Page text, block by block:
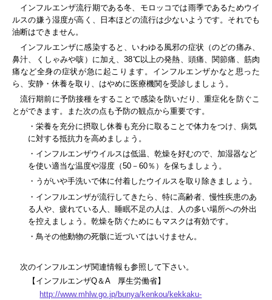
インフルエンザ流行期である冬、モロッコでは雨季であるためウイ
ルスの嫌う湿度が高く、日本ほどの流行は少ないようです。それでも
油断はできません。
インフルエンザに感染すると、いわゆる風邪の症状（のどの痛み、
鼻汁、くしゃみや咳）に加え、38℃以上の発熱、頭痛、関節痛、筋肉
痛など全身の症状が急に起こります。インフルエンザかなと思った
ら、安静・休養を取り、はやめに医療機関を受診しましょう。
流行期前に予防接種をすることで感染を防いだり、重症化を防ぐこ
とができます。また次の点も予防の観点から重要です。
・栄養を充分に摂取し休養も充分に取ることで体力をつけ、病気
に対する抵抗力を高めましょう。
・インフルエンザウイルスは低温、乾燥を好むので、加湿器など
を使い適当な温度や湿度（50－60％）を保ちましょう。
・うがいや手洗いで体に付着したウイルスを取り除きましょう。
・インフルエンザが流行してきたら、特に高齢者、慢性疾患のあ
る人や、疲れている人、睡眠不足の人は、人の多い場所への外出
を控えましょう。乾燥を防ぐためにもマスクは有効です。
・鳥その他動物の死骸に近づいてはいけません。
次のインフルエンザ関連情報も参照して下さい。
【インフルエンザQ＆A 厚生労働省】
http://www.mhlw.go.jp/bunya/kenkou/kekkaku-